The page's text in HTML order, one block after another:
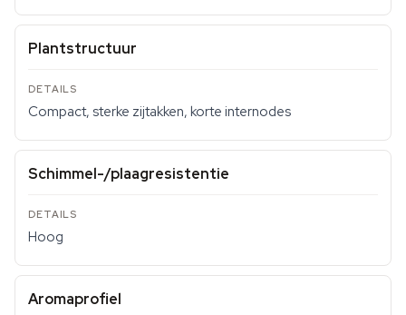
Plantstructuur
Compact, sterke zijtakken, korte internodes
Schimmel-/plaagresistentie
Hoog
Aromaprofiel